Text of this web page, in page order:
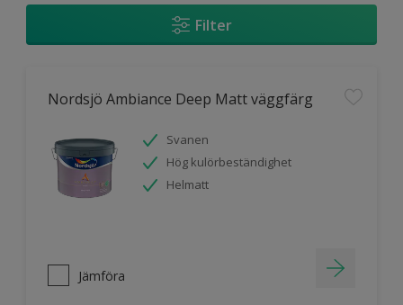
Filter
Nordsjö Ambiance Deep Matt väggfärg
Svanen
Hög kulörbeständighet
Helmatt
Jämföra